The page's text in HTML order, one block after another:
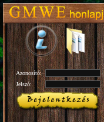
Azonosító:
Jelszó: